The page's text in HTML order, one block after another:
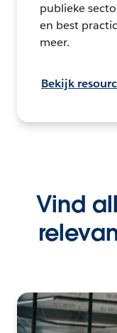
publieke
en best
meer.
Bekijk
Vind